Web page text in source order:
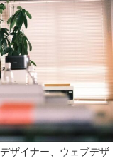
ザイナー、ウェブデザ